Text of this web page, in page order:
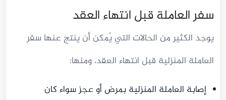
سفر العاملة قبل انتهاء العقد
يوجد الكثير من الحالات التي يُمكن أن ينتج عنها سفر
العاملة المنزلية قبل انتهاء العقد، ومنها:
إصابة العاملة المنزلية بمرض أو عجز سواء كان